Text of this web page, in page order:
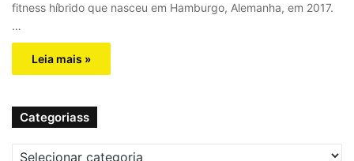
fitness híbrido que nasceu em Hamburgo, Alemanha, em 2017.
…
Leia mais »
Categoriass